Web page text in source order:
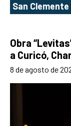
San Clemente
Obra
a Curicó,
8 de agosto de